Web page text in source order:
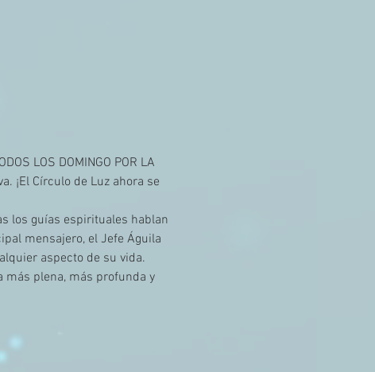
LOS DOMINGO POR LA
¡El Círculo de Luz ahora se
los guías espirituales hablan
mensajero, el Jefe Águila
aspecto de su vida.
más plena, más profunda y